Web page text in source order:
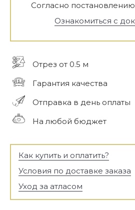
Согласно
Ознакомиться с
Отрез от 0.5 м
Гарантия качества
Отправка в день оплаты
На любой бюджет
Как купить и оплатить?
Условия по доставке заказа
Уход за атласом